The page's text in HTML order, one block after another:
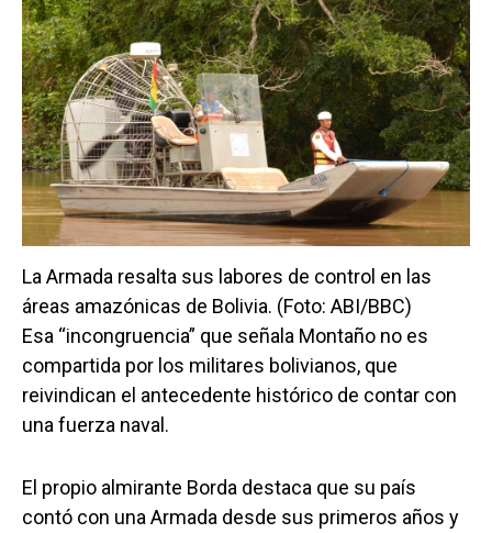
La Armada resalta sus labores de control en las
áreas amazónicas de Bolivia. (Foto: ABI/BBC)
Esa “incongruencia” que señala Montaño no es
compartida por los militares bolivianos, que
reivindican el antecedente histórico de contar con
una fuerza naval.
El propio almirante Borda destaca que su país
contó con una Armada desde sus primeros años y